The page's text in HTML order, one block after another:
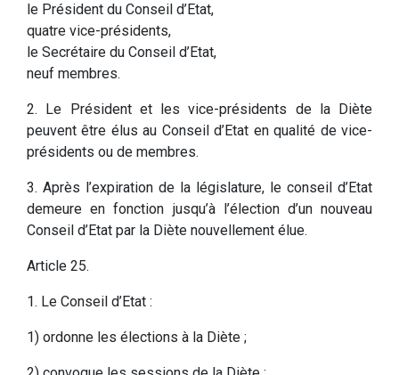
le Président du Conseil d’Etat,
quatre vice-présidents,
le Secrétaire du Conseil d’Etat,
neuf membres.
2. Le Président et les vice-présidents de la Diète
peuvent être élus au Conseil d’Etat en qualité de vice-
présidents ou de membres.
3. Après l’expiration de la législature, le conseil d’Etat
demeure en fonction jusqu’à l’élection d’un nouveau
Conseil d’Etat par la Diète nouvellement élue.
Article 25.
1. Le Conseil d’Etat :
1) ordonne les élections à la Diète ;